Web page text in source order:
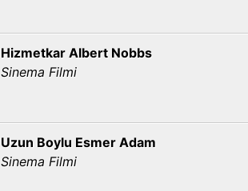
Hizmetkar Albert Nobbs
Sinema Filmi
Uzun Boylu Esmer Adam
Sinema Filmi